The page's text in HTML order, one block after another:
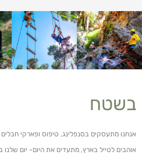
בשטח
אנחנו מתעסקים בסנפלינג, טיפוס ופארקי חבלים
אוהבים לטייל בארץ, מתעדים את היום- יום שלנו